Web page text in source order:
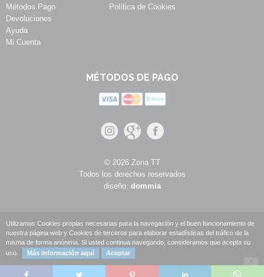
Métodos Pago
Devoluciones
Ayuda
Mi Cuenta
Política de Cookies
MÉTODOS DE PAGO
© 2026 Zona TT
Todos los derechos reservados
diseño: dommia
Utilizamos Cookies propias necesarias para la navegación y el buen funcionamiento de
nuestra página web y Cookies de terceros para elaborar estadísticas del tráfico de la
misma de forma anónima. Si usted continua navegando, consideramos que acepta su
uso.
Más información aquí Aceptar